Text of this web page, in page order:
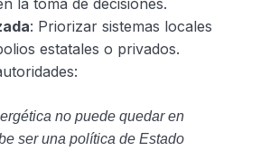
: Priorizar sistemas locales
estatales o privados.
no puede quedar en
ser una política de Estado